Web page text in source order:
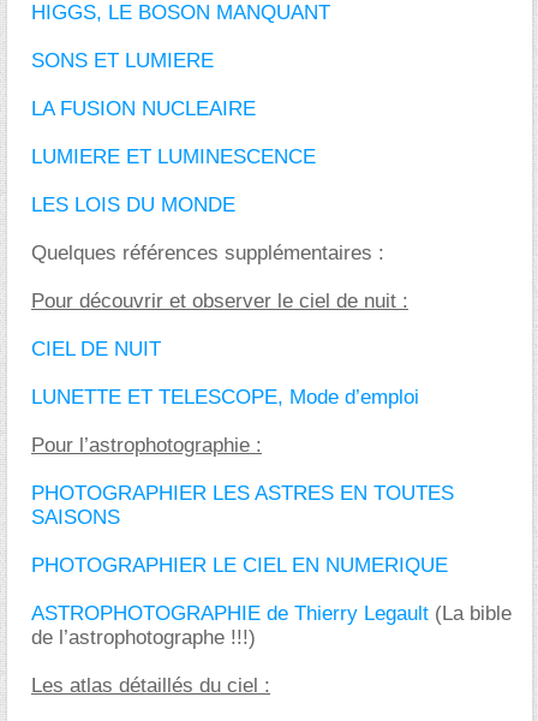
HIGGS, LE BOSON MANQUANT
SONS ET LUMIERE
LA FUSION NUCLEAIRE
LUMIERE ET LUMINESCENCE
LES LOIS DU MONDE
Quelques références supplémentaires :
Pour découvrir et observer le ciel de nuit :
CIEL DE NUIT
LUNETTE ET TELESCOPE, Mode d’emploi
Pour l’astrophotographie :
PHOTOGRAPHIER LES ASTRES EN TOUTES
SAISONS
PHOTOGRAPHIER LE CIEL EN NUMERIQUE
ASTROPHOTOGRAPHIE de Thierry Legault (La bible
de l’astrophotographe !!!)
Les atlas détaillés du ciel :